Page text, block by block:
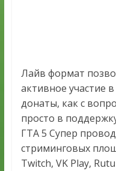
Лайв формат
активное участие
донаты, как с
просто в
ГТА 5 Супер
стриминговых
Twitch, VK Play,